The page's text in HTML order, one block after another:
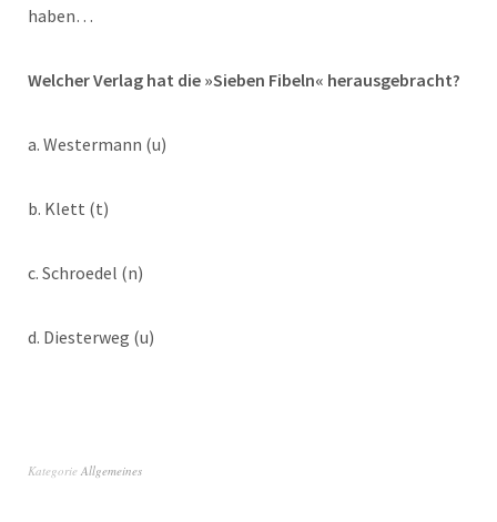
haben…
Welcher Verlag hat die »Sieben Fibeln« herausgebracht?
a. Westermann (u)
b. Klett (t)
c. Schroedel (n)
d. Diesterweg (u)
Kategorie Allgemeines